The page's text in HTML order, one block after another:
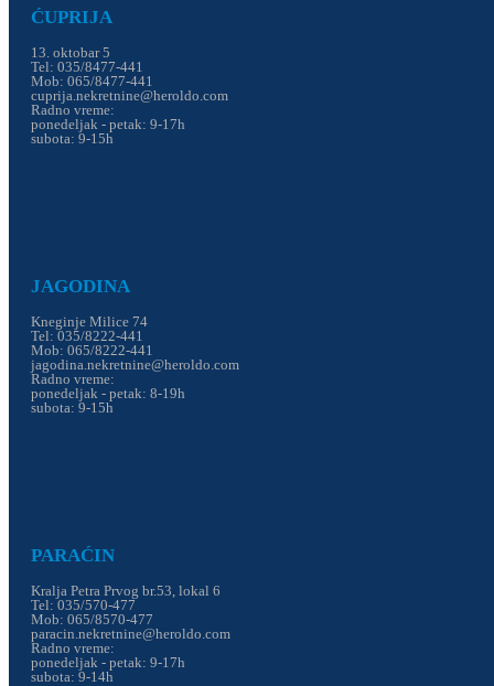
JAGODINA
Kneginje Milice 74
Tel: 035/8222-441
Mob: 065/8222-441
jagodina.nekretnine@heroldo.com
Radno vreme:
ponedeljak - petak: 8-19h
subota: 9-15h
ĆUPRIJA
13. oktobar 5
Tel: 035/8477-441
Mob: 065/8477-441
cuprija.nekretnine@heroldo.com
Radno vreme:
ponedeljak - petak: 9-17h
subota: 9-15h
PARAĆIN
Kralja Petra Prvog br.53, lokal 6
Tel: 035/570-477
Mob: 065/8570-477
paracin.nekretnine@heroldo.com
Radno vreme:
ponedeljak - petak: 9-17h
subota: 9-14h